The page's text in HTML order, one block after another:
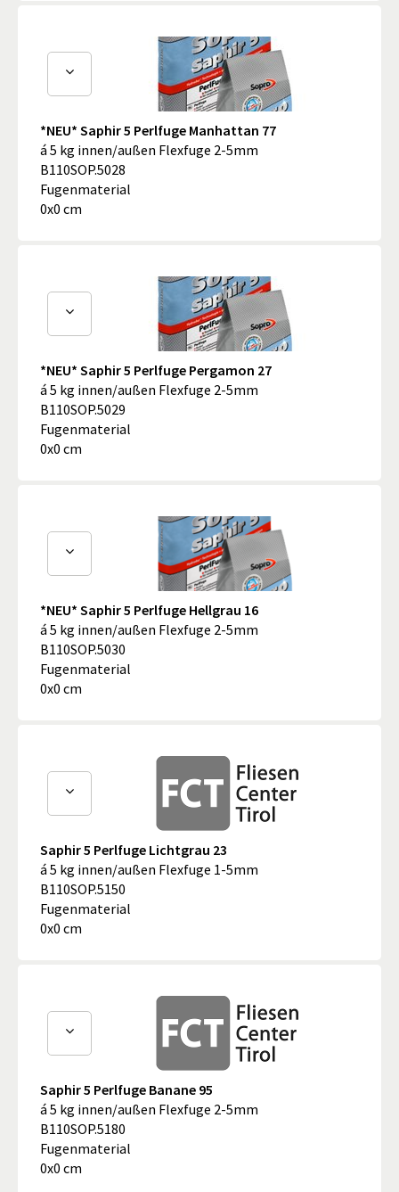
*NEU* Saphir 5 Perlfuge Manhattan 77
á 5 kg innen/außen Flexfuge 2-5mm
B110SOP.5028
Fugenmaterial
0x0 cm
*NEU* Saphir 5 Perlfuge Pergamon 27
á 5 kg innen/außen Flexfuge 2-5mm
B110SOP.5029
Fugenmaterial
0x0 cm
*NEU* Saphir 5 Perlfuge Hellgrau 16
á 5 kg innen/außen Flexfuge 2-5mm
B110SOP.5030
Fugenmaterial
0x0 cm
Saphir 5 Perlfuge Lichtgrau 23
á 5 kg innen/außen Flexfuge 1-5mm
B110SOP.5150
Fugenmaterial
0x0 cm
Saphir 5 Perlfuge Banane 95
á 5 kg innen/außen Flexfuge 2-5mm
B110SOP.5180
Fugenmaterial
0x0 cm